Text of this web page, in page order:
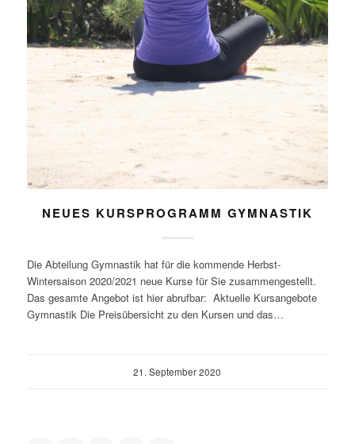
NEUES KURSPROGRAMM GYMNASTIK
Die Abteilung Gymnastik hat für die kommende Herbst-
Wintersaison 2020/2021 neue Kurse für Sie zusammengestellt.
Das gesamte Angebot ist hier abrufbar: Aktuelle Kursangebote
Gymnastik Die Preisübersicht zu den Kursen und das…
21. September 2020